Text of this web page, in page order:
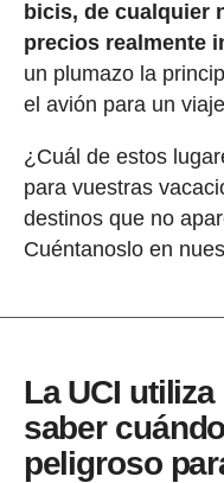
bicis, de cualquier
precios realmente
un plumazo la
el avión para un
¿Cuál de estos
para vuestras
destinos que no
Cuéntanoslo en
La UCI
saber
peligroso